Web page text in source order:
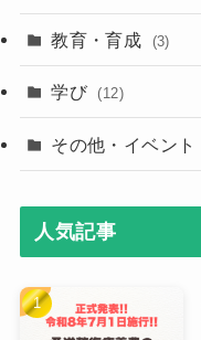
教育・育成 (3)
学び (12)
その他・イベント
人気記事